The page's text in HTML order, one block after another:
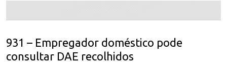
931 – Empregador doméstico pode
consultar DAE recolhidos